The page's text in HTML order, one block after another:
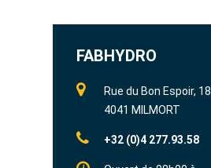
FABHYDRO
Rue du Bon Espoir, 18
4041 MILMORT
+32 (0)4 277.93.58